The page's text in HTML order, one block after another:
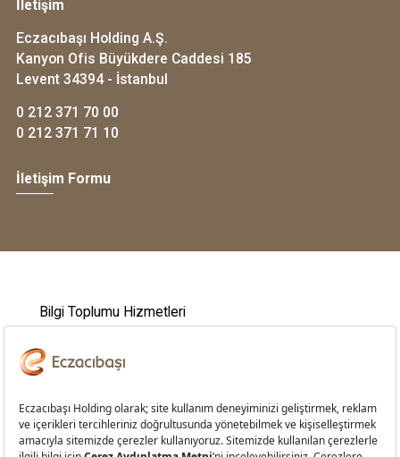
İletişim
Eczacıbaşı Holding A.Ş.
Kanyon Ofis Büyükdere Caddesi 185
Levent 34394 - İstanbul
0 212 371 70 00
0 212 371 71 10
İletişim Formu
Bilgi Toplumu Hizmetleri
Çerez Aydınlatma Metni
Davranış Kuralları